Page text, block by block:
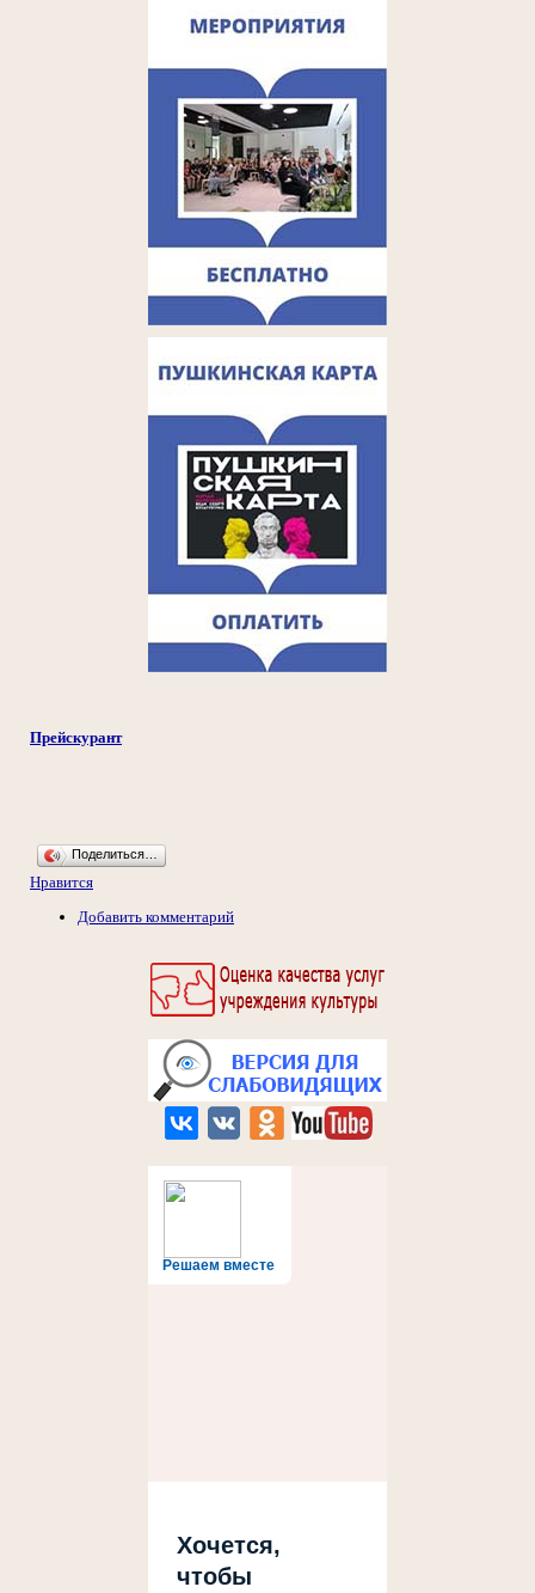
Решаем вместе
Хочется,
чтобы
Прейскурант
Поделиться…
Нравится
Добавить комментарий